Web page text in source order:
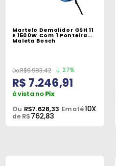
Peças
Oficina
Mecânica
Martelo Demolidor GSH 11
E 1500W Com 1 Ponteira
Maleta Bosch
R$9.983,42 27%
R$ 7.246,91
à vista no Pix
Ou R$7.628,33 Em até10X
de R$762,83